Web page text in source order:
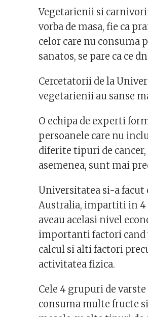
Vegetarienii si
vorba de masa, fie ca
celor care nu consuma
sanatos, se pare ca ce
Cercetatorii de la
vegetarienii au sanse
O echipa de experti
persoanele care nu
diferite tipuri de
asemenea, sunt mai
Universitatea si-a facut
Australia, impartiti in 4
aveau acelasi nivel
importanti factori cand
calcul si alti factori
activitatea fizica.
Cele 4 grupuri de
consuma multe fructe